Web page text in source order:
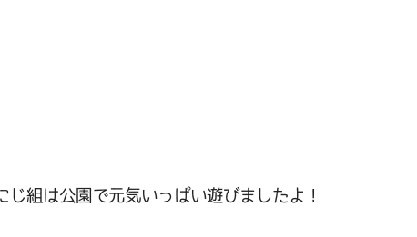
組は公園で元気いっぱい遊びましたよ！